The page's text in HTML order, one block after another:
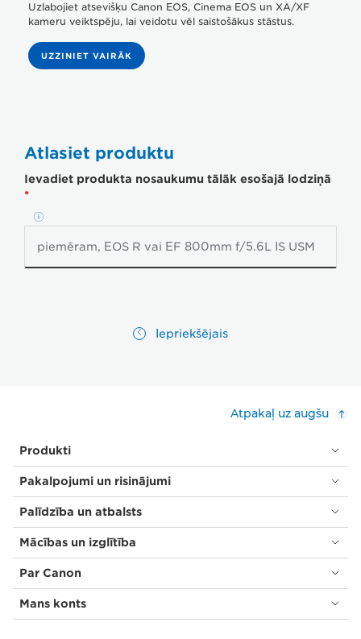
Uzlabojiet atsevišķu Canon EOS, Cinema EOS un XA/XF
kameru veiktspēju, lai veidotu vēl saistošākus stāstus.
UZZINIET VAIRĀK
Atlasiet produktu
Ievadiet produkta nosaukumu tālāk esošajā lodziņā
*
Iepriekšējais
Atpakaļ uz augšu
Produkti
Pakalpojumi un risinājumi
Palīdzība un atbalsts
Mācības un izglītība
Par Canon
Mans konts